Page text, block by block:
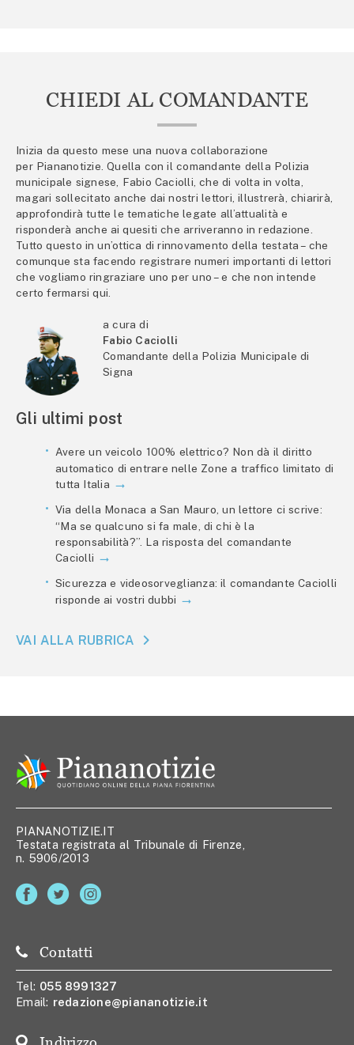
CHIEDI AL COMANDANTE
Inizia da questo mese una nuova collaborazione
per Piananotizie. Quella con il comandante della Polizia
municipale signese, Fabio Caciolli, che di volta in volta,
magari sollecitato anche dai nostri lettori, illustrerà, chiarirà,
approfondirà tutte le tematiche legate all’attualità e
risponderà anche ai quesiti che arriveranno in redazione.
Tutto questo in un’ottica di rinnovamento della testata – che
comunque sta facendo registrare numeri importanti di lettori
che vogliamo ringraziare uno per uno – e che non intende
certo fermarsi qui.
a cura di
Fabio Caciolli
Comandante della Polizia Municipale di
Signa
Gli ultimi post
Avere un veicolo 100% elettrico? Non dà il diritto
automatico di entrare nelle Zone a traffico limitato di
tutta Italia
Via della Monaca a San Mauro, un lettore ci scrive:
“Ma se qualcuno si fa male, di chi è la
responsabilità?”. La risposta del comandante
Caciolli
Sicurezza e videosorveglianza: il comandante Caciolli
risponde ai vostri dubbi
VAI ALLA RUBRICA
PIANANOTIZIE.IT
Testata registrata al Tribunale di Firenze,
n. 5906/2013
Contatti
Tel: 055 8991327
Email: redazione@piananotizie.it